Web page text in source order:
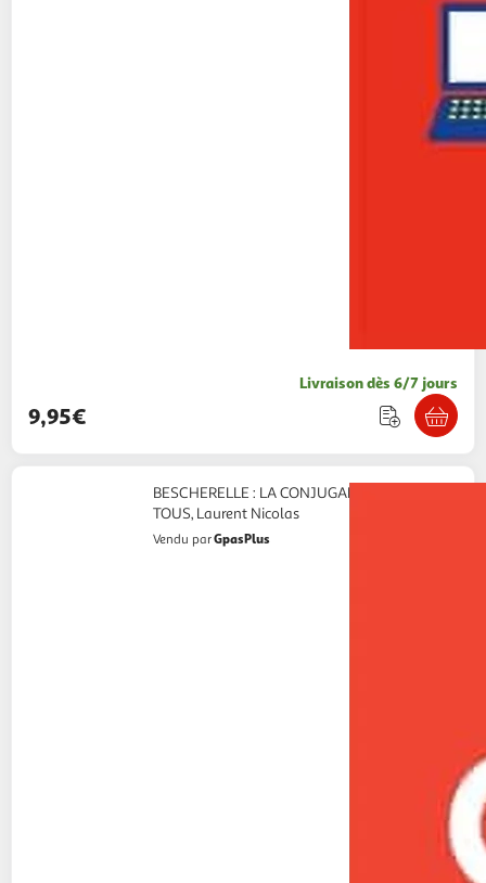
Livraison dès 6/7 jours
9,95€
BESCHERELLE : LA CONJUGAISON POUR
TOUS, Laurent Nicolas
Vendu parGpasPlus